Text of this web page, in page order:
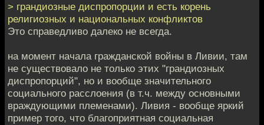
> грандиозные диспропорции и есть корень
религиозных и национальных конфликтов
Это справедливо далеко не всегда.
на момент начала гражданской войны в Ливии, там
не существовало не только этих "грандиозных
диспропорций", но и вообще значительного
социального расслоения (в т.ч. между основными
враждующими племенами). Ливия - вообще яркий
пример того, что благоприятная социальная